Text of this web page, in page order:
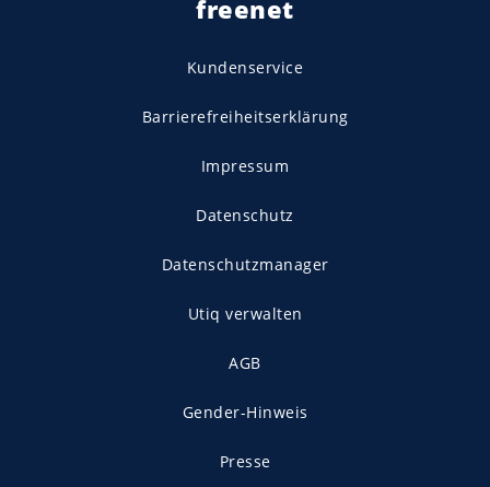
freenet
Kundenservice
Barrierefreiheitserklärung
Impressum
Datenschutz
Datenschutzmanager
Utiq verwalten
AGB
Gender-Hinweis
Presse